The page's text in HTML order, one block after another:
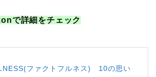
で詳細をチェック
ファクトフルネス) 10の思い